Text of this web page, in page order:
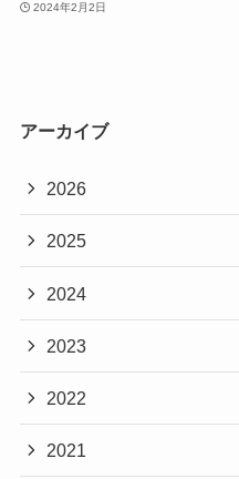
2024年2月2日
アーカイブ
2026
2025
2024
2023
2022
2021